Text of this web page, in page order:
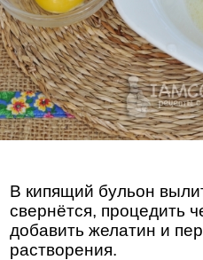
В кипящий бульон
свернётся, процедить
добавить желатин и
растворения.